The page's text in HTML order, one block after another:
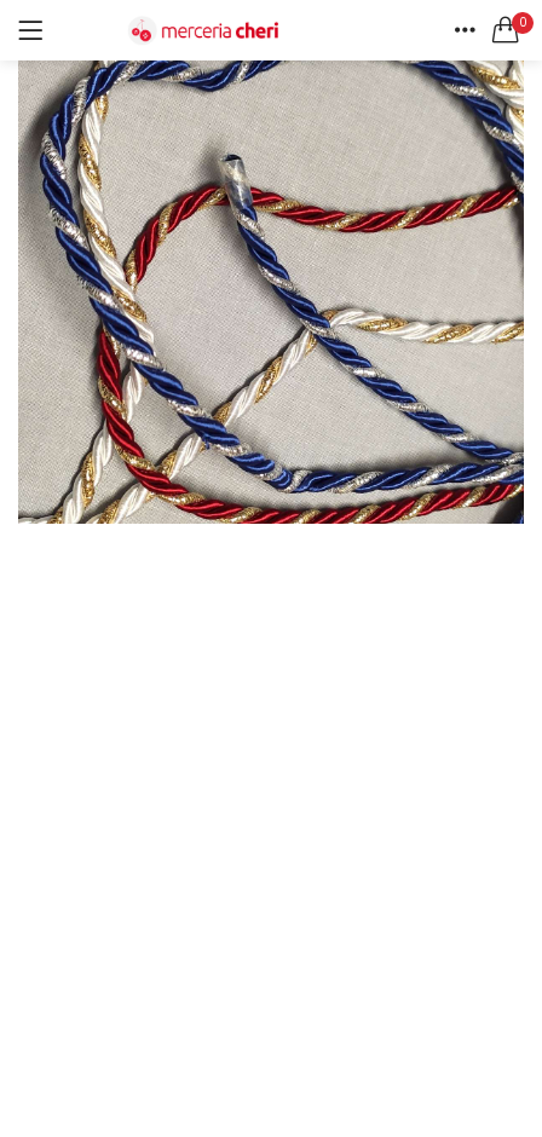
0
HOME
ACCOUNT
ACCEDI REGISTRATI
Ricordami
Password dimenticata?
CERCA IN:
Tutte le categorie
Accessori Design (56)
Accessori merceria (94)
Cesti portalavoro (8)
Aghi e spilli (24)
Applicazioni (26)
Borse (6)
Bottoni Vintage (204)
Lotti di Bottoni vintage (27)
Bottoni/alamari/automatici (46)
Alamari (5)
Calze collant donna (24)
Cappelli (16)